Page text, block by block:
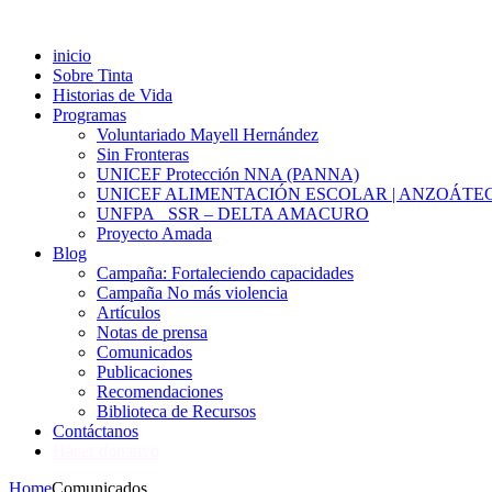
inicio
Sobre Tinta
Historias de Vida
Programas
Voluntariado Mayell Hernández
Sin Fronteras
UNICEF Protección NNA (PANNA)
UNICEF ALIMENTACIÓN ESCOLAR |
UNFPA_ SSR – DELTA AMACURO
Proyecto Amada
Blog
Campaña: Fortaleciendo capacidades
Campaña No más violencia
Artículos
Notas de prensa
Comunicados
Publicaciones
Recomendaciones
Biblioteca de Recursos
Contáctanos
HomeComunicados